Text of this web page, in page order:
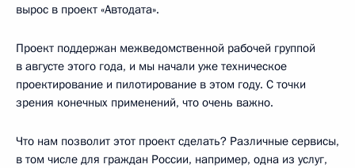
вырос в проект «Автодата».
Проект поддержан межведомственной рабочей группой
в августе этого года, и мы начали уже техническое
проектирование и пилотирование в этом году. С точки
зрения конечных применений, что очень важно.
Что нам позволит этот проект сделать? Различные сервисы,
в том числе для граждан России, например, одна из услуг,